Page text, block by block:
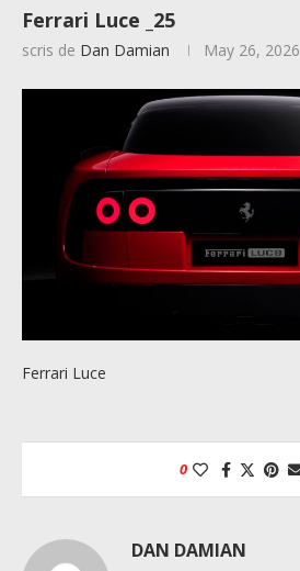
Ferrari Luce _25
scris de Dan Damian May 26, 2026
Ferrari Luce
0
DAN DAMIAN